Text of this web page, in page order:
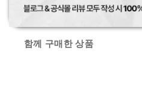
함께 구매한 상품